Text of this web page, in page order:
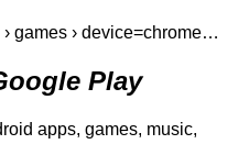
games › device=chrome…
Play
apps, games, music,